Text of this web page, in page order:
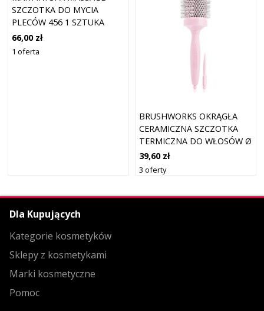
SZCZOTKA DO MYCIA
PLECÓW 456 1 SZTUKA
66,00 zł
1 oferta
BRUSHWORKS OKRĄGŁA
CERAMICZNA SZCZOTKA
TERMICZNA DO WŁOSÓW Ø
53 MM
39,60 zł
3 oferty
Dla Kupujących
Kategorie kosmetyków
Sklepy z kosmetykami
Marki kosmetyczne
Pomoc